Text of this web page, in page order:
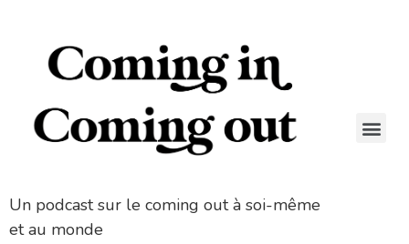
Un podcast sur le coming out à soi-même
et au monde